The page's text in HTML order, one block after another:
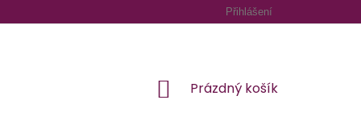
Přihlášení
NÁKUPNÍ
Prázdný košík